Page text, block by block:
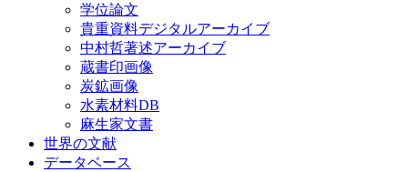
学位論文
貴重資料デジタルアーカイブ
中村哲著述アーカイブ
蔵書印画像
炭鉱画像
水素材料DB
麻生家文書
世界の文献
データベース